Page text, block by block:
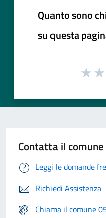
Quanto sono
su questa
Contatta il comune
Leggi le domande
Richiedi Assistenza
Chiama il comune